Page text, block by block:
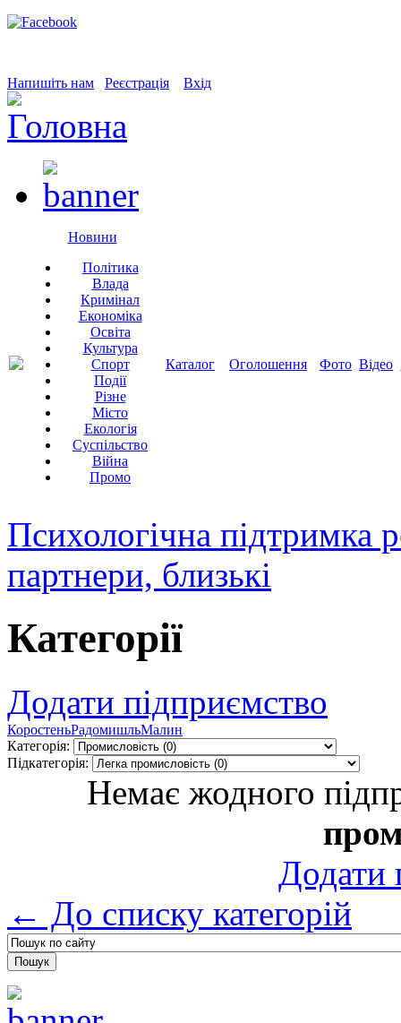
Напишіть нам Реєстрація Вхід
Новини
Політика
Влада
Кримінал
Економіка
Освіта
Культура
Спорт
Події
Різне
Місто
Екологія
Суспільство
Війна
Промо
Каталог Оголошення Фото Відео
Психологічна підтримка
партнери, близькі
Категорії
Додати підприємство
КоростеньРадомишльМалин
Категорія:
Підкатегорія:
Немає жодного
Додати
← До списку категорій